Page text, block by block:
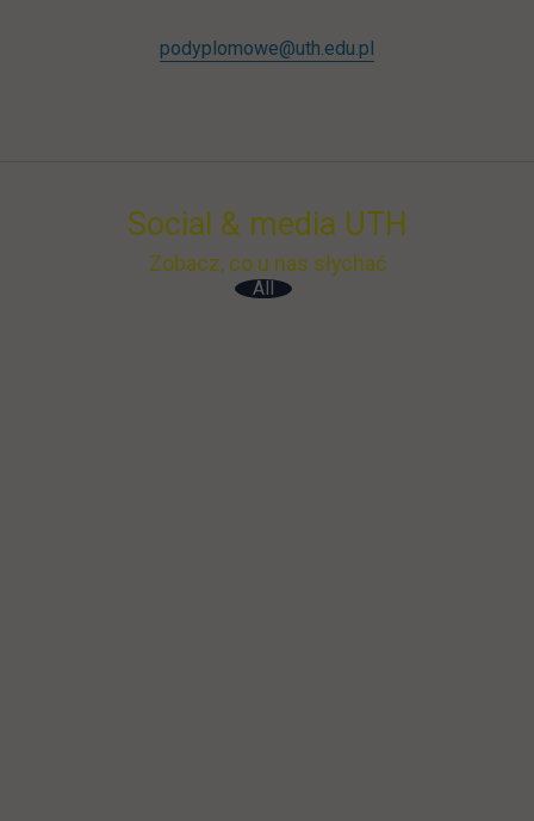
podyplomowe@uth.edu.pl
Social & media UTH
Zobacz, co u nas słychać
Filter network
All